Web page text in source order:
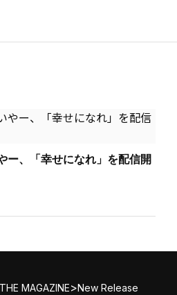
ー、「幸せになれ」を配信開
THE MAGAZINE>New Release